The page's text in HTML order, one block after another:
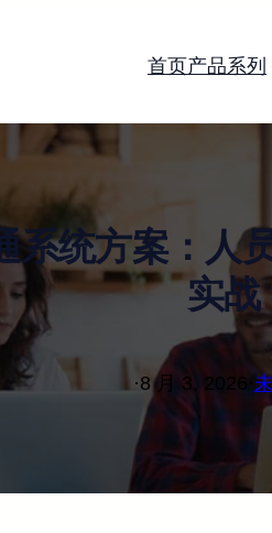
首页产品系列
系统方案：人
实战
·8 月 3, 2026